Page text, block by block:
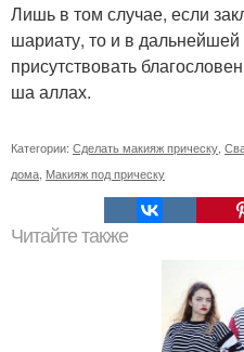
Лишь в том случае, если
шариату, то и в
присутствовать
ша аллах.
Категории: Сделать макияж прическу
дома Макияж под прическу
Читайте также